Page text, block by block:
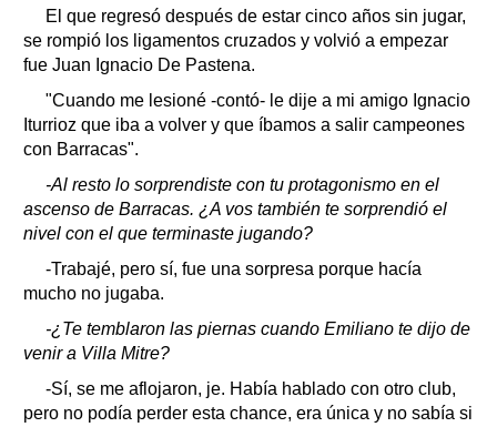
El que regresó después de estar cinco años sin jugar,
se rompió los ligamentos cruzados y volvió a empezar
fue Juan Ignacio De Pastena.
"Cuando me lesioné -contó- le dije a mi amigo Ignacio
Iturrioz que iba a volver y que íbamos a salir campeones
con Barracas".
-Al resto lo sorprendiste con tu protagonismo en el
ascenso de Barracas. ¿A vos también te sorprendió el
nivel con el que terminaste jugando?
-Trabajé, pero sí, fue una sorpresa porque hacía
mucho no jugaba.
-¿Te temblaron las piernas cuando Emiliano te dijo de
venir a Villa Mitre?
-Sí, se me aflojaron, je. Había hablado con otro club,
pero no podía perder esta chance, era única y no sabía si